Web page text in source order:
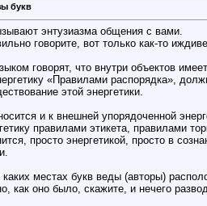
букв
энтузиазма общения с вами.
говорите, вот только как-то
говорят, что внутри объектов
«Правилами распорядка»,
этой энергетики.
и к внешней упорядоченной
правилами этикета, правилами
просто энергетикой, просто в
местах букв веды (авторы)
как оно было, скажите, и нечего